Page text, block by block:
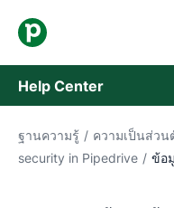
Help Center
ฐานความรู้
ฐานความรู้ / ความเป็นส่ว
security in Pipedrive / ข้อ